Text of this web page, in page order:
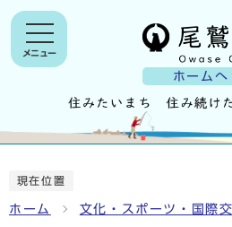
ホームへ
メニュー
現在位置
ホーム 文化・スポーツ・国際